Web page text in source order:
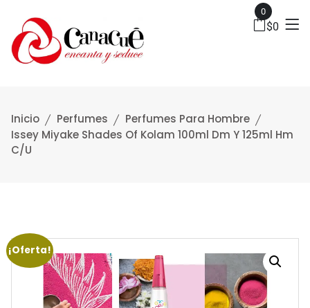
0
$0
Inicio Perfumes
Perfumes Para Hombre
Issey Miyake Shades Of Kolam 100ml Dm Y 125ml Hm
C/u
¡Oferta!